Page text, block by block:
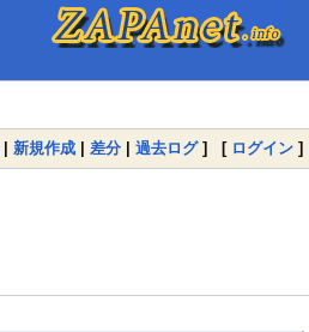
| 新規作成 | 差分 | 過去ログ] [ ログイン ]